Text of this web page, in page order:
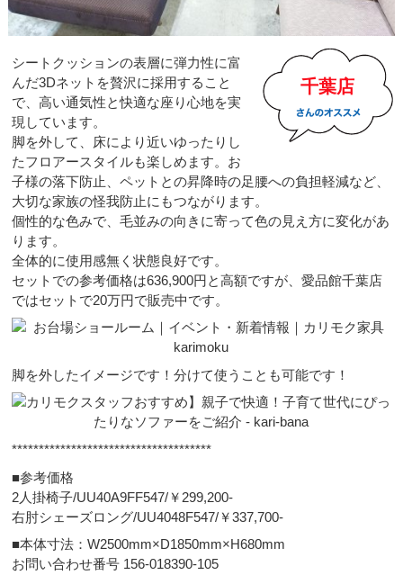
千葉店
シートクッションの表層に弾力性に富
んだ3Dネットを贅沢に採用すること
で、高い通気性と快適な座り心地を実
現しています。
脚を外して、床により近いゆったりし
たフロアースタイルも楽しめます。お
子様の落下防止、ペットとの昇降時の足腰への負担軽減など、
大切な家族の怪我防止にもつながります。
個性的な色みで、毛並みの向きに寄って色の見え方に変化があ
ります。
全体的に使用感無く状態良好です。
セットでの参考価格は636,900円と高額ですが、愛品館千葉店
ではセットで20万円で販売中です。
脚を外したイメージです！分けて使うことも可能です！
*************************************
■参考価格
2人掛椅子/UU40A9FF547/￥299,200-
右肘シェーズロング/UU4048F547/￥337,700-
■本体寸法：W2500mm×D1850mm×H680mm
お問い合わせ番号 156-018390-105